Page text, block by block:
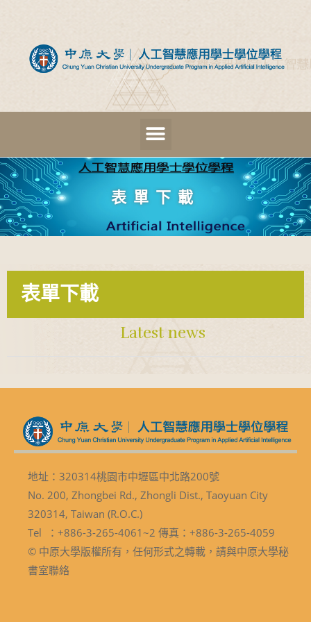
表單下載
表單下載
Latest news
地址：320314桃園市中壢區中北路200號
No. 200, Zhongbei Rd., Zhongli Dist., Taoyuan City
320314, Taiwan (R.O.C.)
Tel ：+886-3-265-4061~2 傳真：+886-3-265-4059
© 中原大學版權所有，任何形式之轉載，請與中原大學秘
書室聯絡